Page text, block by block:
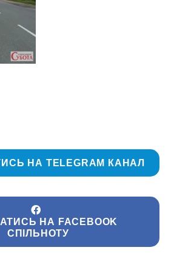
НА TELEGRAM КАНАЛ
НА FACEBOOK
СПІЛЬНОТУ